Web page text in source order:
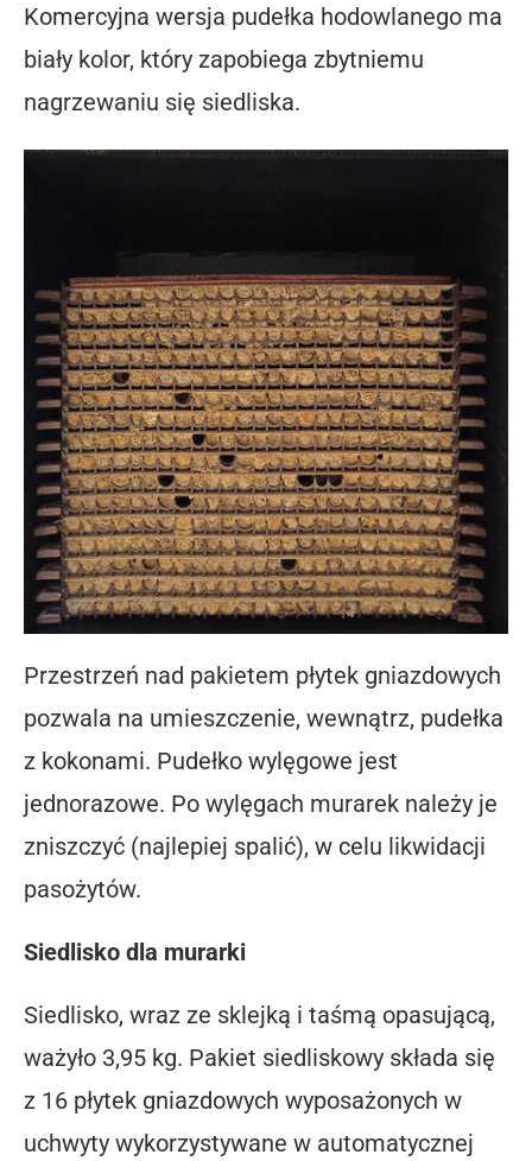
Komercyjna wersja pudełka hodowlanego ma
biały kolor, który zapobiega zbytniemu
nagrzewaniu się siedliska.
Przestrzeń nad pakietem płytek gniazdowych
pozwala na umieszczenie, wewnątrz, pudełka
z kokonami. Pudełko wylęgowe jest
jednorazowe. Po wylęgach murarek należy je
zniszczyć (najlepiej spalić), w celu likwidacji
pasożytów.
Siedlisko dla murarki
Siedlisko, wraz ze sklejką i taśmą opasującą,
ważyło 3,95 kg. Pakiet siedliskowy składa się
z 16 płytek gniazdowych wyposażonych w
uchwyty wykorzystywane w automatycznej